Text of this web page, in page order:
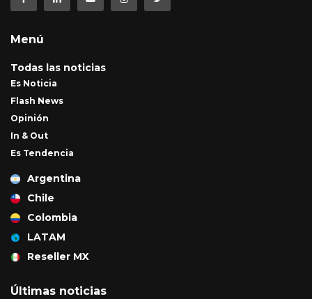
Menú
Todas las noticias
Es Noticia
Flash News
Opinión
In & Out
Es Tendencia
Argentina
Chile
Colombia
LATAM
Reseller MX
Últimas noticias